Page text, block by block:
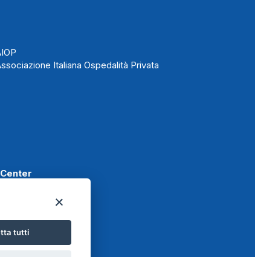
tutti
Italiana Ospedalità Privata